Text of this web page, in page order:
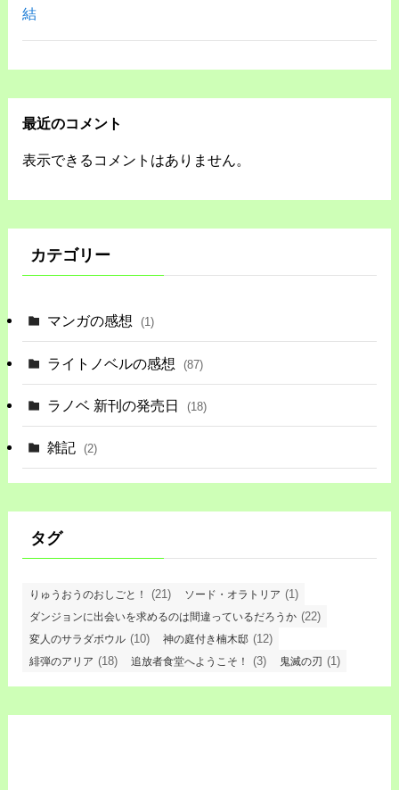
結
最近のコメント
表示できるコメントはありません。
カテゴリー
マンガの感想 (1)
ライトノベルの感想 (87)
ラノベ 新刊の発売日 (18)
雑記 (2)
タグ
りゅうおうのおしごと！ (21) ソード・オラトリア (1)
ダンジョンに出会いを求めるのは間違っているだろうか (22)
変人のサラダボウル (10) 神の庭付き楠木邸 (12)
緋弾のアリア (18) 追放者食堂へようこそ！ (3) 鬼滅の刃 (1)